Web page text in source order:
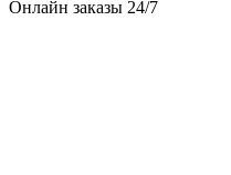
Онлайн заказы 24/7